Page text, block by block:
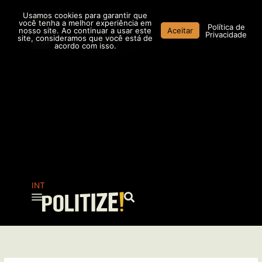
conteúdo
AR MX
INT
Pesquisar
Usamos cookies para garantir que
você tenha a melhor experiência em
nosso site. Ao continuar a usar este
site, consideramos que você está de
acordo com isso.
Aceitar
Política de
Privacidade